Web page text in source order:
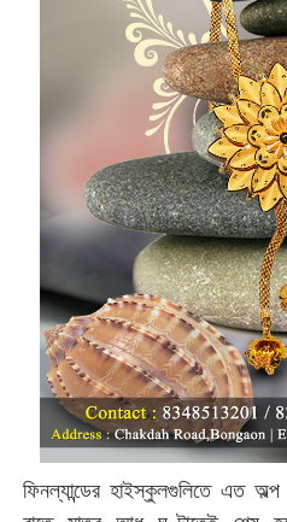
ফিনল্যান্ডের হাইস্কুলগুলিতে এত